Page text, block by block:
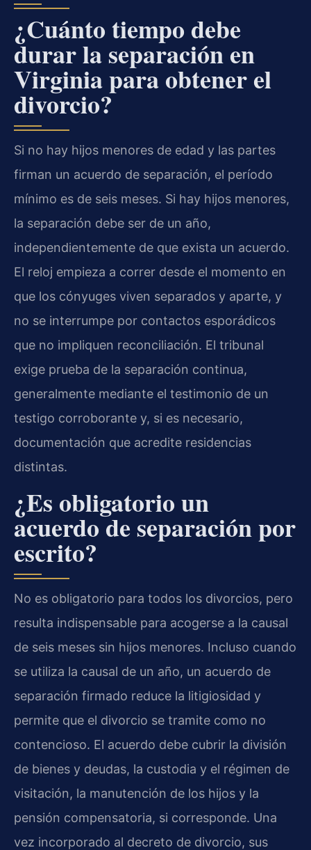
¿Cuánto tiempo debe
durar la separación en
Virginia para obtener el
divorcio?
Si no hay hijos menores de edad y las partes
firman un acuerdo de separación, el período
mínimo es de seis meses. Si hay hijos menores,
la separación debe ser de un año,
independientemente de que exista un acuerdo.
El reloj empieza a correr desde el momento en
que los cónyuges viven separados y aparte, y
no se interrumpe por contactos esporádicos
que no impliquen reconciliación. El tribunal
exige prueba de la separación continua,
generalmente mediante el testimonio de un
testigo corroborante y, si es necesario,
documentación que acredite residencias
distintas.
¿Es obligatorio un
acuerdo de separación por
escrito?
No es obligatorio para todos los divorcios, pero
resulta indispensable para acogerse a la causal
de seis meses sin hijos menores. Incluso cuando
se utiliza la causal de un año, un acuerdo de
separación firmado reduce la litigiosidad y
permite que el divorcio se tramite como no
contencioso. El acuerdo debe cubrir la división
de bienes y deudas, la custodia y el régimen de
visitación, la manutención de los hijos y la
pensión compensatoria, si corresponde. Una
vez incorporado al decreto de divorcio, sus